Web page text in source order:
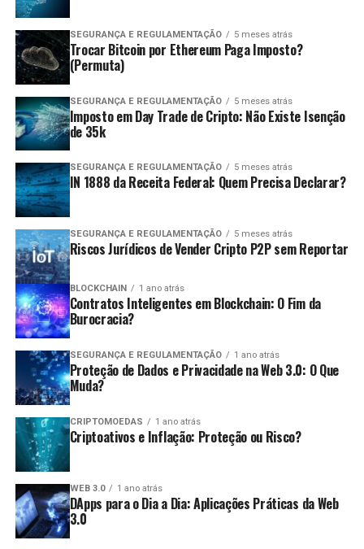
SEGURANÇA E REGULAMENTAÇÃO 5 meses atrás
Trocar Bitcoin por Ethereum Paga Imposto?
(Permuta)
SEGURANÇA E REGULAMENTAÇÃO 5 meses atrás
Imposto em Day Trade de Cripto: Não Existe Isenção
de 35k
SEGURANÇA E REGULAMENTAÇÃO 5 meses atrás
IN 1888 da Receita Federal: Quem Precisa Declarar?
SEGURANÇA E REGULAMENTAÇÃO 5 meses atrás
Riscos Jurídicos de Vender Cripto P2P sem Reportar
BLOCKCHAIN 1 ano atrás
Contratos Inteligentes em Blockchain: O Fim da
Burocracia?
SEGURANÇA E REGULAMENTAÇÃO 1 ano atrás
Proteção de Dados e Privacidade na Web 3.0: O Que
Muda?
CRIPTOMOEDAS 1 ano atrás
Criptoativos e Inflação: Proteção ou Risco?
WEB 3.0 1 ano atrás
DApps para o Dia a Dia: Aplicações Práticas da Web
3.0